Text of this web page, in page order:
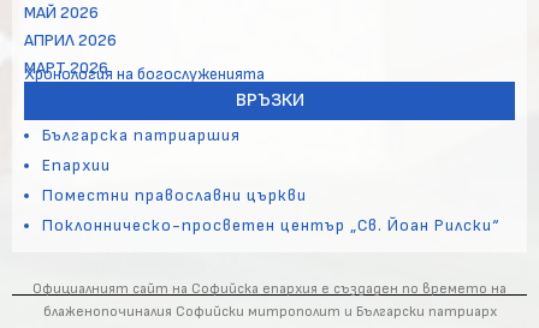
МАЙ 2026
АПРИЛ 2026
МАРТ 2026
Хронология на богослуженията
ВРЪЗКИ
Българска патриаршия
Епархии
Поместни православни църкви
Поклонническо-просветен център „Св. Йоан Рилски“
Официалният сайт на Софийска епархия е създаден по времето на
блаженопочиналия Софийски митрополит и Български патриарх